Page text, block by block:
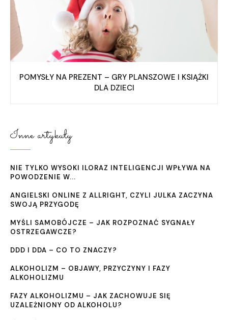
POMYSŁY NA PREZENT – GRY PLANSZOWE I KSIĄŻKI
DLA DZIECI
Inne artykuły
NIE TYLKO WYSOKI ILORAZ INTELIGENCJI WPŁYWA NA
POWODZENIE W...
ANGIELSKI ONLINE Z ALLRIGHT, CZYLI JULKA ZACZYNA
SWOJĄ PRZYGODĘ
MYŚLI SAMOBÓJCZE – JAK ROZPOZNAĆ SYGNAŁY
OSTRZEGAWCZE?
DDD I DDA – CO TO ZNACZY?
ALKOHOLIZM – OBJAWY, PRZYCZYNY I FAZY
ALKOHOLIZMU
FAZY ALKOHOLIZMU – JAK ZACHOWUJE SIĘ
UZALEŻNIONY OD ALKOHOLU?